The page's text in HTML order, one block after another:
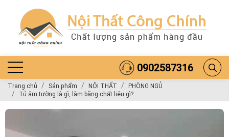
0902587316
Trang chủ Sản phẩm NỘI THẤT
PHÒNG NGỦ
Tủ âm tường là gì, làm bằng chất liệu gì?